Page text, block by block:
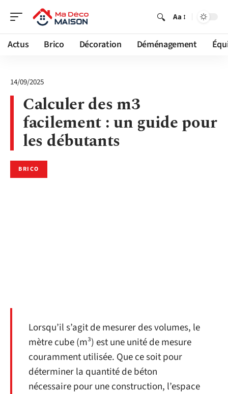
Aa
Actus Brico Décoration Déménagement
14/09/2025
Calculer des m3
facilement : un guide pour
les débutants
BRICO
Lorsqu’il s’agit de mesurer des volumes, le
mètre cube (m³) est une unité de mesure
couramment utilisée. Que ce soit pour
déterminer la quantité de béton
nécessaire pour une construction, l’espace